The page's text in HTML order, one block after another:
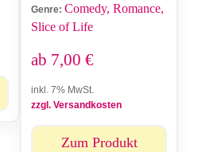
Genre: Comedy, Romance,
Slice of Life
ab 7,00 €
inkl. 7% MwSt.
zzgl. Versandkosten
Zum Produkt